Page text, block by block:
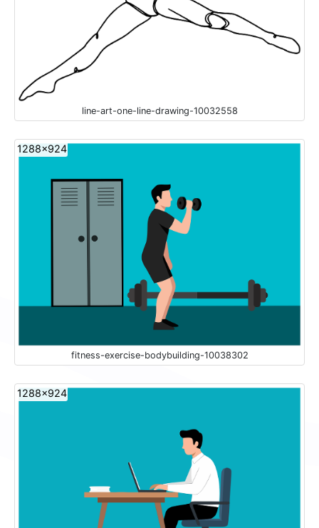
line-art-one-line-drawing-10032558
1288x924
fitness-exercise-bodybuilding-10038302
1288x924